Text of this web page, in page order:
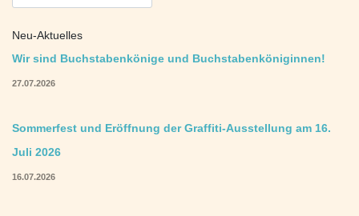
Neu-Aktuelles
Wir sind Buchstabenkönige und Buchstabenköniginnen!
27.07.2026
Sommerfest und Eröffnung der Graffiti-Ausstellung am 16.
Juli 2026
16.07.2026